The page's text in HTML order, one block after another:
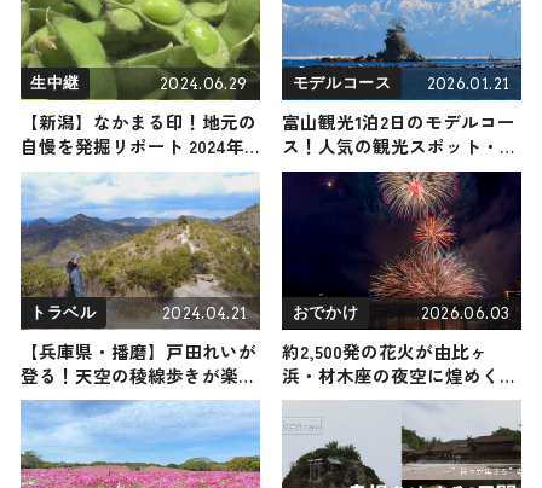
生中継 2024.06.29
【新潟】なかまる印！地元の
自慢を発掘リポート 2024年6
月29日放送
モデルコース 2026.01.21
富山観光1泊2日のモデルコー
ス！人気の観光スポット・名
所を満喫できる王道の旅程を
トラベル 2024.04.21
【兵庫県・播磨】戸田れいが
登る！天空の稜線歩きが楽し
める、景色の変化豊かな高御
位山（登山で頂きメシ！コラ
ボ企画）
おでかけ 2026.06.03
約2,500発の花火が由比ヶ
浜・材木座の夜空に煌めく！
『第78回鎌倉花火大会』が
7/10開催、海面に扇状に広が
る名物「水中花火」も登場｜
神奈川県鎌倉市